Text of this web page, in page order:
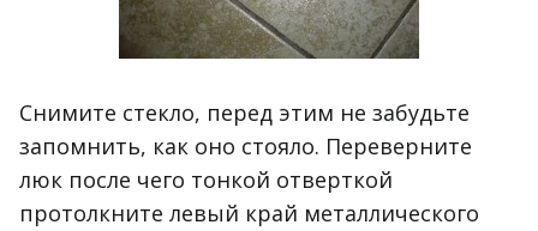
Снимите стекло, перед этим не забудьте
запомнить, как оно стояло. Переверните
люк после чего тонкой отверткой
протолкните левый край металлического